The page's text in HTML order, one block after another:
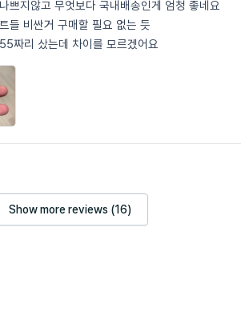
쁘지않고 무엇보다 국내배송인게 엄청 좋네요
들 비싼거 구매할 필요 없는 듯
짜리 샀는데 차이를 모르겠어요
Show more reviews (16)